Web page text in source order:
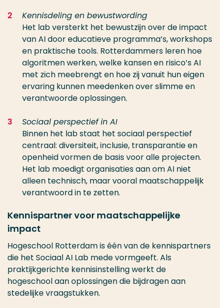
Kennisdeling en bewustwording
Het lab versterkt het bewustzijn over de impact
van AI door educatieve programma’s, workshops
en praktische tools. Rotterdammers leren hoe
algoritmen werken, welke kansen en risico’s AI
met zich meebrengt en hoe zij vanuit hun eigen
ervaring kunnen meedenken over slimme en
verantwoorde oplossingen.
Sociaal perspectief in AI
Binnen het lab staat het sociaal perspectief
centraal: diversiteit, inclusie, transparantie en
openheid vormen de basis voor alle projecten.
Het lab moedigt organisaties aan om AI niet
alleen technisch, maar vooral maatschappelijk
verantwoord in te zetten.
Kennispartner voor maatschappelijke
impact
Hogeschool Rotterdam is één van de kennispartners
die het Sociaal AI Lab mede vormgeeft. Als
praktijkgerichte kennisinstelling werkt de
hogeschool aan oplossingen die bijdragen aan
stedelijke vraagstukken.